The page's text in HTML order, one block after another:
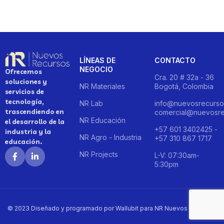
Ofrecemos
soluciones y
servicios de
tecnología,
trascendiendo en
el desarrollo de la
industria y la
educación.
LÍNEAS DE
NEGOCIO
NR Materiales
NR Lab
NR Educación
NR Agro - Industria
NR Projects
CONTACTO
Cra. 20 # 32a - 36
Bogotá, Colombia
+57 601 3402425 -
+57 310 867 1717
L-V: 07:30am-
5:30pm
© 2023 Diseñado y programado por Wallubit para NR Nuevos Recursos